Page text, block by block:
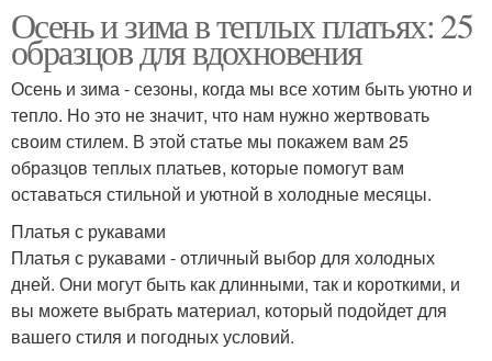
Осень и зима в теплых платьях: 25
образцов для вдохновения
Осень и зима - сезоны, когда мы все хотим быть уютно и
тепло. Но это не значит, что нам нужно жертвовать
своим стилем. В этой статье мы покажем вам 25
образцов теплых платьев, которые помогут вам
оставаться стильной и уютной в холодные месяцы.
Платья с рукавами
Платья с рукавами - отличный выбор для холодных
дней. Они могут быть как длинными, так и короткими, и
вы можете выбрать материал, который подойдет для
вашего стиля и погодных условий.